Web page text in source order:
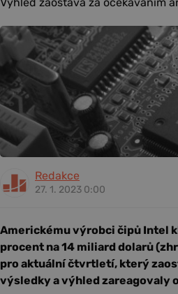
Redakce
27. 1. 2023 0:00
Americkému výrobci čipů Intel
procent na 14 miliard dolarů
pro aktuální čtvrtletí, který
výsledky a výhled zareagovaly